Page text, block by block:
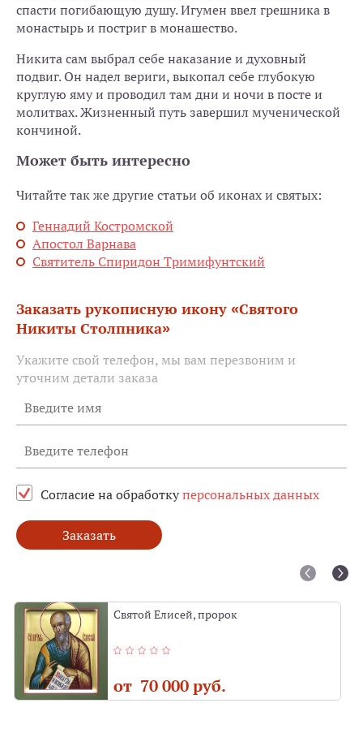
спасти погибающую душу. Игумен ввел грешника в
монастырь и постриг в монашество.
Никита сам выбрал себе наказание и духовный
подвиг. Он надел вериги, выкопал себе глубокую
круглую яму и проводил там дни и ночи в посте и
молитвах. Жизненный путь завершил мученической
кончиной.
Может быть интересно
Читайте так же другие статьи об иконах и святых:
Геннадий Костромской
Апостол Варнава
Святитель Спиридон Тримифунтский
Заказать рукописную икону «Святого
Никиты Столпника»
Укажите свой телефон, мы вам перезвоним и
уточним детали заказа
Согласие на обработкуперсональных данных
Заказать
Святой Елисей, пророк
от 70 000 руб.